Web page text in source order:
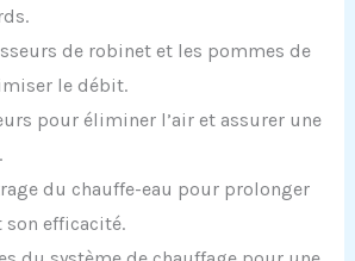
de robinet et les pommes de
le débit.
pour éliminer l’air et assurer une
du chauffe-eau pour prolonger
son efficacité.